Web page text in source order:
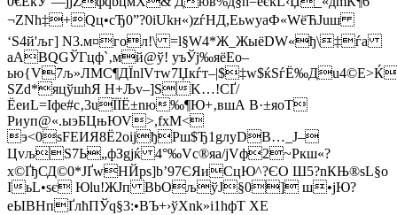
¬ZNh‡+Qц•сЂ0”?0iUkн«)zѓHД,EьwyаФ«WёЋJuш
‘S4й'љг] N3­.м¤гoл!\ =l§W4*Ж_ЖыёDW«ђ\‡ѓа
аAВQGЎГцф`‚мй@ў! уъЎj‰яёЕo–
ЅZd*яцўшhЯ Н+Љv–]ЅK…!СҐ/
ЁeиL=Iфе#c‚3uЇЇЁ±nю‰¶Ю+‚вшА В·±яоТ
Риуп@«.ыэБЦњЮV>,fxМ<
э<0ѕFEИЯ8Ё2оіјђРш$Ђ1gлyDВ…_Ј–
ЦvљЅ7Ь„фЗgjќ 4°‰Vc®яа/jVф2~Ркш«?
х©ҐђСД©0*JҐwНЙpѕ]b’97ЄЯиCцЮ^?ЄО Ш5?nКЊ®ѕL§о
ІьL•sє Юlu!ЖЈп BbОљўЈ§0] ш•јЮ?
еЫBHпҐлћПЎq§3:•BЪ+›ўXnk»і1hфТ XЕ